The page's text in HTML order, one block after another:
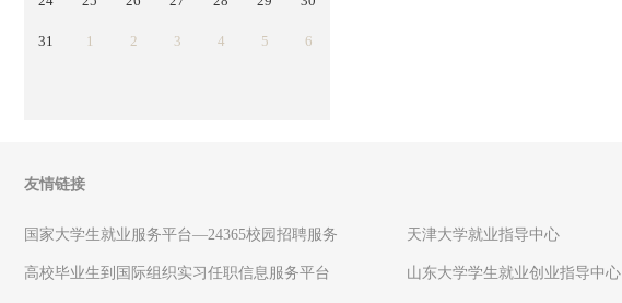
31 1 2 3 4 5 6
友情链接
国家大学生就业服务平台—24365校园招聘服务
高校毕业生到国际组织实习任职信息服务平台
天津大学就业指导中心
山东大学学生就业创业指导中心